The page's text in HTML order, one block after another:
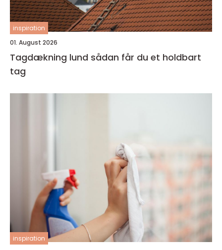
inspiration
01. August 2026
Tagdækning lund sådan får du et holdbart
tag
inspiration